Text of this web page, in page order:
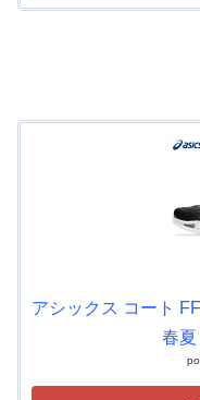
アシックス コート
春